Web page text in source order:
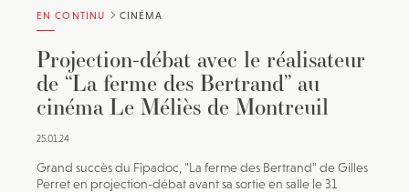
EN CONTINU CINÉMA
Projection-débat avec le réalisateur
de “La ferme des Bertrand” au
cinéma Le Méliès de Montreuil
25.01.24
Grand succès du Fipadoc, "La ferme des Bertrand" de Gilles
Perret en projection-débat avant sa sortie en salle le 31